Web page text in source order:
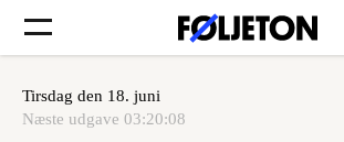
Forsider
Tirsdag den 18. juni
Næste udgave 03:20:08